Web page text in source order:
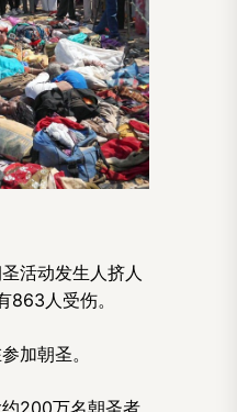
活动发生人挤人
863人受伤。
加朝圣。